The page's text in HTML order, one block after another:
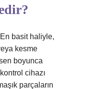
basit haliyle,
kesme
boyunca
cihazı
parçaların